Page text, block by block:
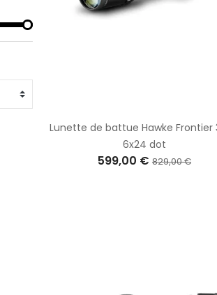
Lunette de battue Hawke Frontier
6x24 dot
599,00 € 829,00 €